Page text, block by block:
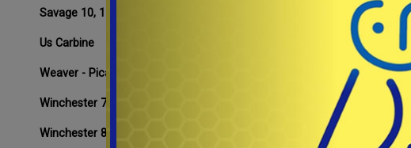
Savage 10, 110, 111, 112.
Us Carbine
Weaver - Picatinny Integral
Winchester 70, 670, 770
Winchester 88-100
Montaje
para: